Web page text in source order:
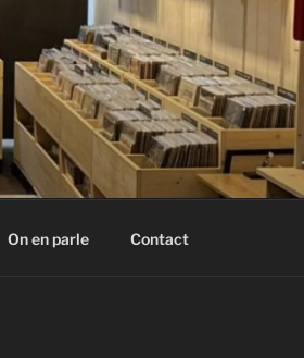
On en parle Contact